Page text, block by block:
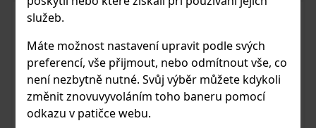
služeb.
Máte možnost nastavení upravit podle svých
preferencí, vše přijmout, nebo odmítnout vše, co
není nezbytně nutné. Svůj výběr můžete kdykoli
změnit znovuvyvoláním toho baneru pomocí
odkazu v patičce webu.